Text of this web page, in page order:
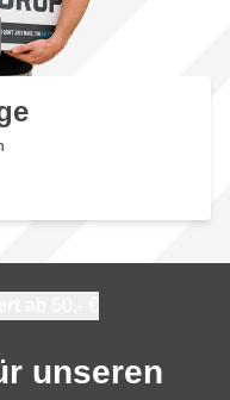
unseren